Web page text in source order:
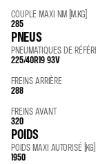
COUPLE MAXI NM (M.KG)
285
PNEUS
PNEUMATIQUES DE
225/40R19 93V
FREINS ARRIÈRE
288
FREINS AVANT
320
POIDS
POIDS MAXI AUTORISÉ (KG)
1950